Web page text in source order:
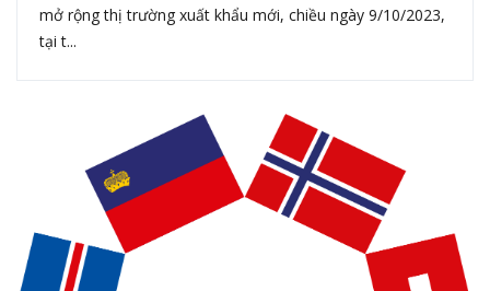
mở rộng thị trường xuất khẩu mới, chiều ngày 9/10/2023,
tại t...